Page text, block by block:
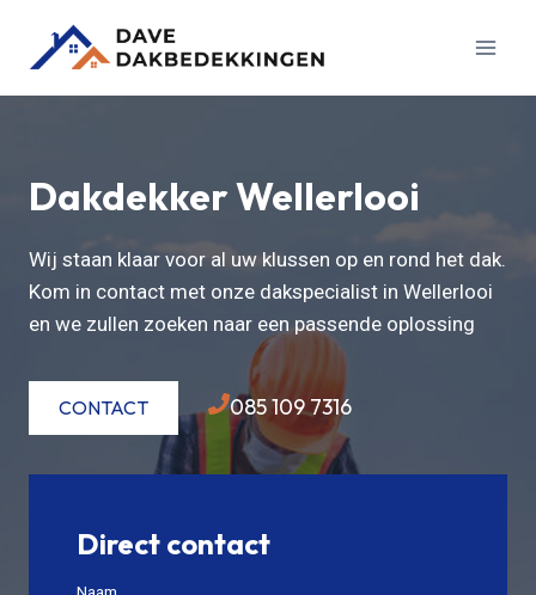
Dakdekker Wellerlooi
Wij staan klaar voor al uw klussen op en rond het dak.
Kom in contact met onze dakspecialist in Wellerlooi
en we zullen zoeken naar een passende oplossing
CONTACT 085 109 7316
Direct contact